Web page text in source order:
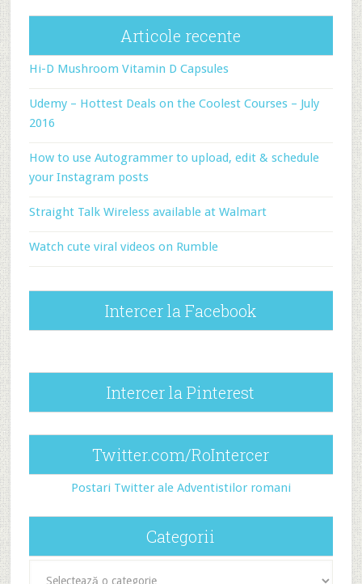
Articole recente
Hi-D Mushroom Vitamin D Capsules
Udemy – Hottest Deals on the Coolest Courses – July
2016
How to use Autogrammer to upload, edit & schedule
your Instagram posts
Straight Talk Wireless available at Walmart
Watch cute viral videos on Rumble
Intercer la Facebook
Intercer la Pinterest
Twitter.com/RoIntercer
Postari Twitter ale Adventistilor romani
Categorii